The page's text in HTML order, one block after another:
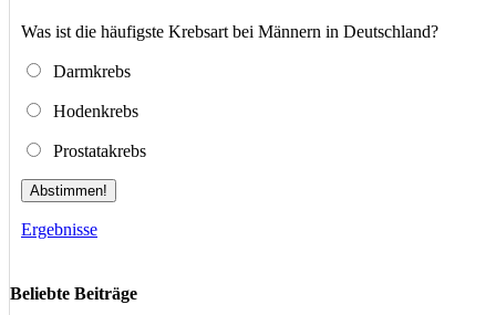
Was ist die häufigste Krebsart bei Männern in Deutschland?
Darmkrebs
Hodenkrebs
Prostatakrebs
Abstimmen!
Ergebnisse
Beliebte Beiträge